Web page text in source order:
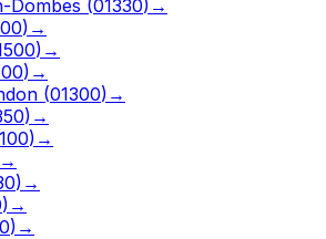
Dombes (01330) →
) →
) →
) →
(01300) →
) →
) →
→
) →
) →
) →